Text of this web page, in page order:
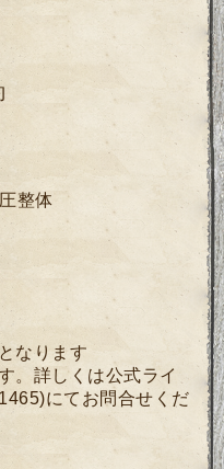
整体
なります
。詳しくは公式ライ
にてお問合せくだ